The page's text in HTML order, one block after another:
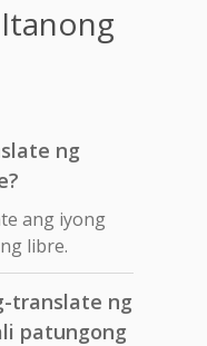
ng
ang iyong
libre.
translate ng
patungong